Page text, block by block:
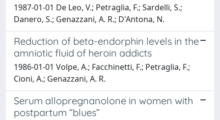
1987-01-01 De Leo, V.; Petraglia, F.; Sardelli, S.;
Danero, S.; Genazzani, A. R.; D'Antona, N.
Reduction of beta-endorphin levels in the
amniotic fluid of heroin addicts
1986-01-01 Volpe, A.; Facchinetti, F.; Petraglia, F.;
Cioni, A.; Genazzani, A. R.
Serum allopregnanolone in women with
postpartum “blues”